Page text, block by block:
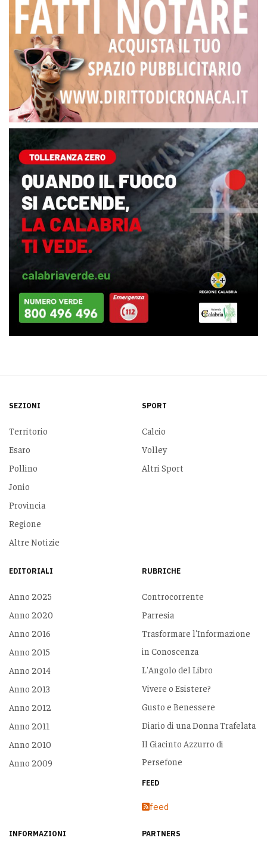
SEZIONI
Territorio
Esaro
Pollino
Jonio
Provincia
Regione
Altre Notizie
SPORT
Calcio
Volley
Altri Sport
EDITORIALI
Anno 2025
Anno 2020
Anno 2016
Anno 2015
Anno 2014
Anno 2013
Anno 2012
Anno 2011
Anno 2010
Anno 2009
RUBRICHE
Controcorrente
Parresia
Trasformare l'Informazione
in Conoscenza
L'Angolo del Libro
Vivere o Esistere?
Gusto e Benessere
Diario di una Donna Trafelata
Il Giacinto Azzurro di
Persefone
FEED
feed
INFORMAZIONI PARTNERS